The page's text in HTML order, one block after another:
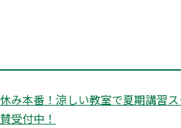
み本番！涼しい教室で夏期講習
受付中！